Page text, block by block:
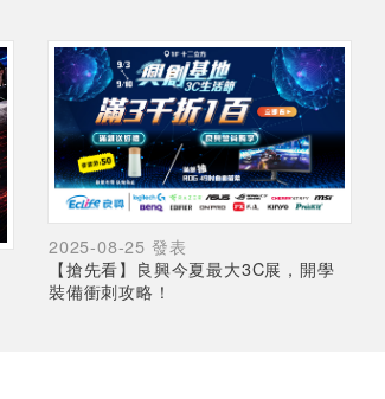
2025-08-25 發表
【搶先看】良興今夏最大3C展，開學
裝備衝刺攻略！